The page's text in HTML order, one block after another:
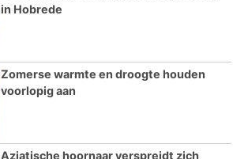
in Hobrede
Zomerse warmte en droogte houden
voorlopig aan
Aziatische hoornaar verspreidt zich